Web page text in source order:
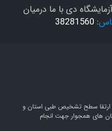
دی با ما درمیان
:
38281560
در سال 1382 با هدف ارتقا سطح تشخیص طبی استان و
های همجوار جهت انجام